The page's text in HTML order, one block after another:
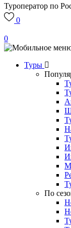
Туроператор по
0
0
Туры
По